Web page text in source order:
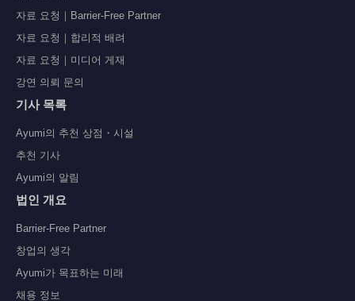
자료 요청｜Barrier-Free Partner
자료 요청｜합리적 배려
자료 요청｜미디어 게재
강연 의뢰 문의
기사 목록
Ayumi의 추천 상점・시설
추천 기사
Ayumi의 알림
법인 개요
Barrier-Free Partner
창업의 생각
Ayumi가 목표하는 미래
채용 정보